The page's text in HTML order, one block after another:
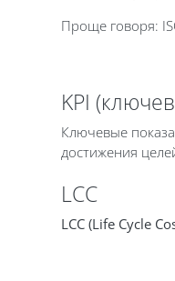
Проще говоря:
KPI
Ключевые
достижения
LCC
LCC (Life Cycle